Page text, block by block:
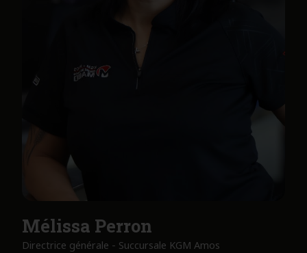
Mélissa Perron
Directrice générale - Succursale KGM Amos